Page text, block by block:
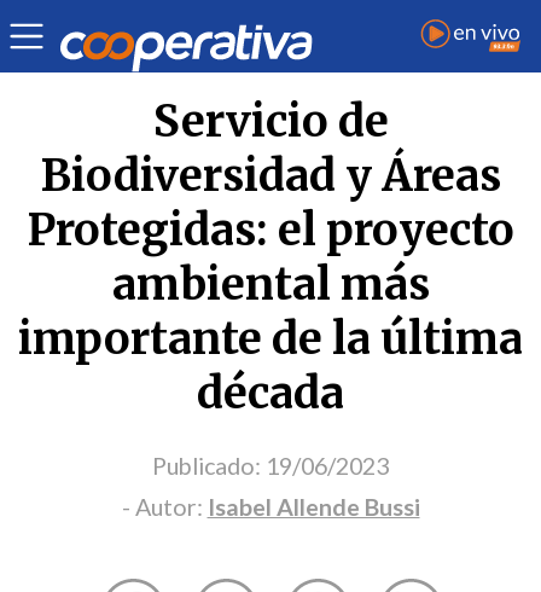
Opinión | Isabel Allende Bussi
Servicio de
Biodiversidad y Áreas
Protegidas: el proyecto
ambiental más
importante de la última
década
Publicado: 19/06/2023
- Autor: Isabel Allende Bussi